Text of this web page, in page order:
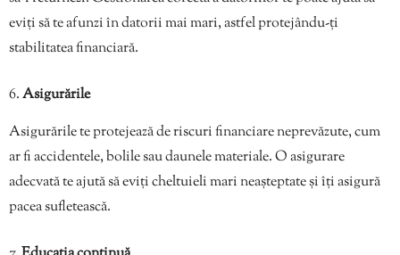
eviți să te afunzi în datorii mai mari, astfel protejându-ți
stabilitatea financiară.
Asigurările
Asigurările te protejează de riscuri financiare neprevăzute, cum
ar fi accidentele, bolile sau daunele materiale. O asigurare
adecvată te ajută să eviți cheltuieli mari neașteptate și îți asigură
pacea sufletească.